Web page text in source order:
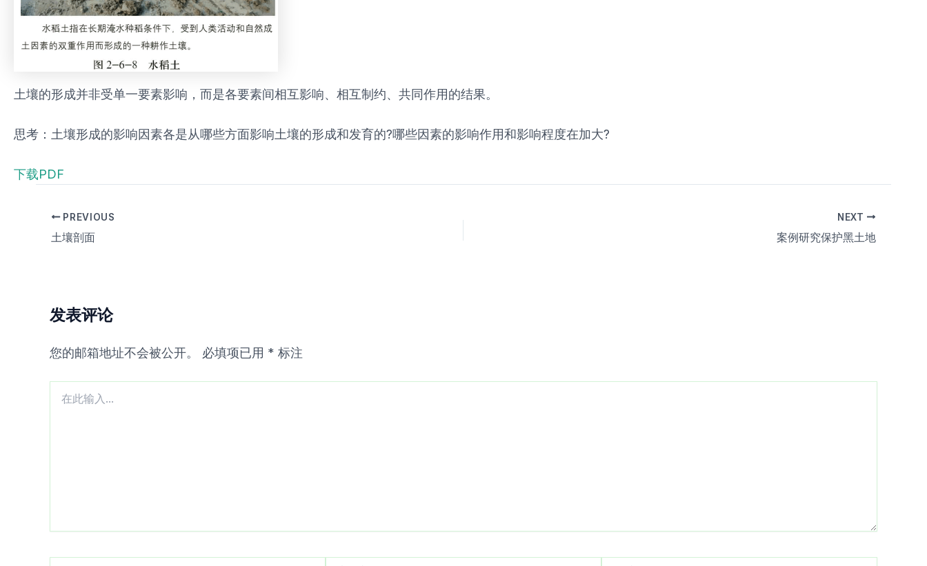
土壤的形成并非受单一要素影响，而是各要素间相互影响、相互制约、共同作用的结果。
思考：土壤形成的影响因素各是从哪些方面影响土壤的形成和发育的?哪些因素的影响作用和影响程度在加大?
下载PDF
PREVIOUS
土壤剖面
NEXT
案例研究保护黑土地
发表评论
您的邮箱地址不会被公开。 必填项已用 * 标注